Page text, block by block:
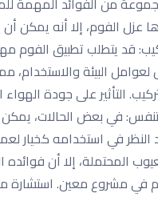
عزل الفوم، إلا أنه
قد يتطلب تطبيق الفوم
لعوامل البيئة
التأثير على جودة
في بعض الحالات،
في استخدامه كخيار
المحتملة، إلا أن فوائده
في مشروع معين. استشارة